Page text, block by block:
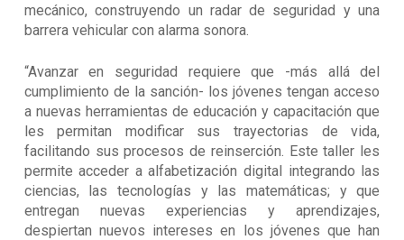
mecánico, construyendo un radar de seguridad y una
barrera vehicular con alarma sonora.
“Avanzar en seguridad requiere que -más allá del
cumplimiento de la sanción- los jóvenes tengan acceso
a nuevas herramientas de educación y capacitación que
les permitan modificar sus trayectorias de vida,
facilitando sus procesos de reinserción. Este taller les
permite acceder a alfabetización digital integrando las
ciencias, las tecnologías y las matemáticas; y que
entregan nuevas experiencias y aprendizajes,
despiertan nuevos intereses en los jóvenes que han